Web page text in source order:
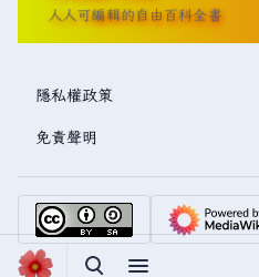
人人可編輯的自由百科全書
隱私權政策
免責聲明